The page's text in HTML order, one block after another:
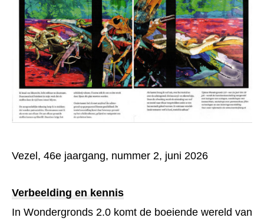
Vezel, 46e jaargang, nummer 2, juni 2026
Verbeelding en kennis
In Wondergronds 2.0 komt de boeiende wereld van